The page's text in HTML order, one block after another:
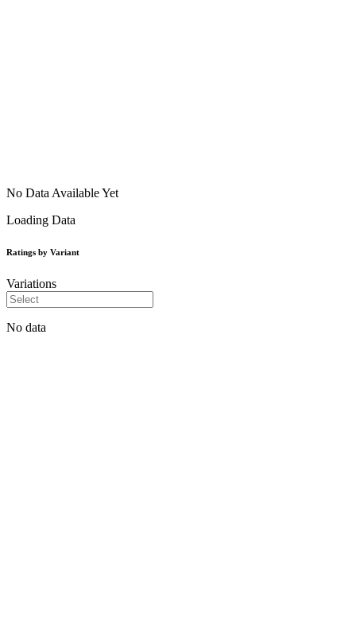
No Data Available Yet
Loading Data
Ratings by Variant
Variations
No data